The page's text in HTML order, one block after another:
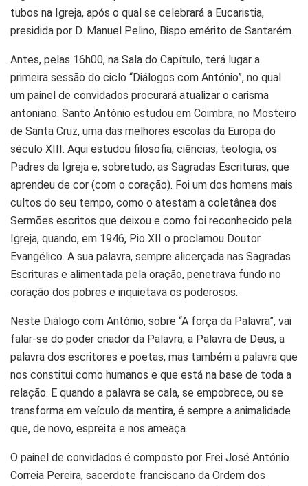
tubos na Igreja, após o qual se celebrará a Eucaristia,
presidida por D. Manuel Pelino, Bispo emérito de Santarém.
Antes, pelas 16h00, na Sala do Capítulo, terá lugar a
primeira sessão do ciclo “Diálogos com António”, no qual
um painel de convidados procurará atualizar o carisma
antoniano. Santo António estudou em Coimbra, no Mosteiro
de Santa Cruz, uma das melhores escolas da Europa do
século XIII. Aqui estudou filosofia, ciências, teologia, os
Padres da Igreja e, sobretudo, as Sagradas Escrituras, que
aprendeu de cor (com o coração). Foi um dos homens mais
cultos do seu tempo, como o atestam a coletânea dos
Sermões escritos que deixou e como foi reconhecido pela
Igreja, quando, em 1946, Pio XII o proclamou Doutor
Evangélico. A sua palavra, sempre alicerçada nas Sagradas
Escrituras e alimentada pela oração, penetrava fundo no
coração dos pobres e inquietava os poderosos.
Neste Diálogo com António, sobre “A força da Palavra”, vai
falar-se do poder criador da Palavra, a Palavra de Deus, a
palavra dos escritores e poetas, mas também a palavra que
nos constitui como humanos e que está na base de toda a
relação. E quando a palavra se cala, se empobrece, ou se
transforma em veículo da mentira, é sempre a animalidade
que, de novo, espreita e nos ameaça.
O painel de convidados é composto por Frei José António
Correia Pereira, sacerdote franciscano da Ordem dos